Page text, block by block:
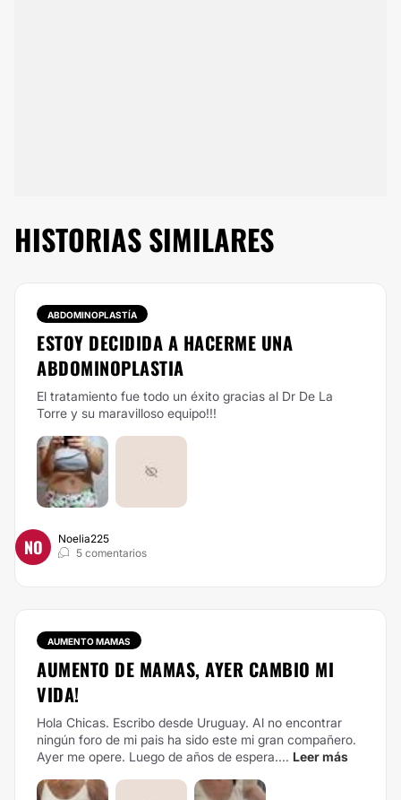
HISTORIAS SIMILARES
ABDOMINOPLASTÍA
ESTOY DECIDIDA A HACERME UNA
ABDOMINOPLASTIA
El tratamiento fue todo un éxito gracias al Dr De La
Torre y su maravilloso equipo!!!
NO
Noelia225
5 comentarios
AUMENTO MAMAS
AUMENTO DE MAMAS, AYER CAMBIO MI
VIDA!
Hola Chicas. Escribo desde Uruguay. Al no encontrar
ningún foro de mi pais ha sido este mi gran compañero.
Ayer me opere. Luego de años de espera.... Leer más